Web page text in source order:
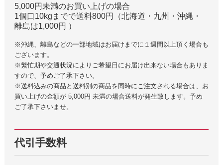
5,000円未満のお買い上げの場合
1個口10kgまでで送料800円（北海道・九州・沖縄・
離島は1,000円 ）
※沖縄、離島などの一部地域はお届けまでに１週間以上頂く場合も
ございます。
※繁忙期や交通状況によりご希望日にお届け出来ない場合もありま
すので、予めご了承下さい。
※送料込みの商品と送料別の商品を同時にご注文される場合は、お
買い上げの金額が 5,000円 未満の場合送料が発生致します。予め
ご了承下さいませ。
代引手数料